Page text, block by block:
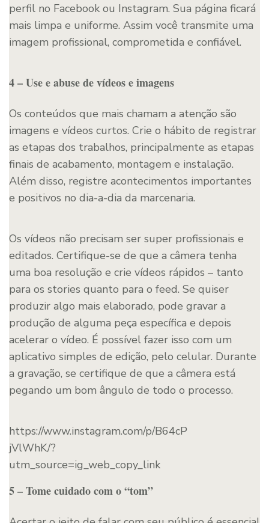
perfil no Facebook ou Instagram. Sua página ficará
mais limpa e uniforme. Assim você transmite uma
imagem profissional, comprometida e confiável.
4 – Use e abuse de vídeos e imagens
Os conteúdos que mais chamam a atenção são
imagens e vídeos curtos. Crie o hábito de registrar
as etapas dos trabalhos, principalmente as etapas
finais de acabamento, montagem e instalação.
Além disso, registre acontecimentos importantes
e positivos no dia-a-dia da marcenaria.
Os vídeos não precisam ser super profissionais e
editados. Certifique-se de que a câmera tenha
uma boa resolução e crie vídeos rápidos – tanto
para os stories quanto para o feed. Se quiser
produzir algo mais elaborado, pode gravar a
produção de alguma peça específica e depois
acelerar o vídeo. É possível fazer isso com um
aplicativo simples de edição, pelo celular. Durante
a gravação, se certifique de que a câmera está
pegando um bom ângulo de todo o processo.
https://www.instagram.com/p/B64cP
jVlWhK/?
utm_source=ig_web_copy_link
5 – Tome cuidado com o “tom”